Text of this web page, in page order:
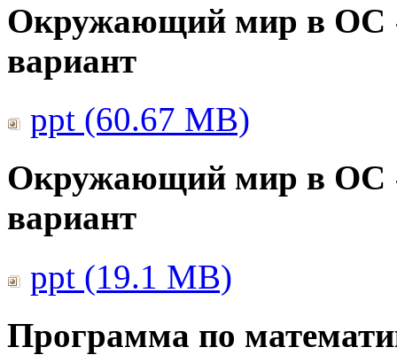
Окружающий мир в ОС
вариант
ppt (60.67 MB)
Окружающий мир в ОС
вариант
ppt (19.1 MB)
Программа по